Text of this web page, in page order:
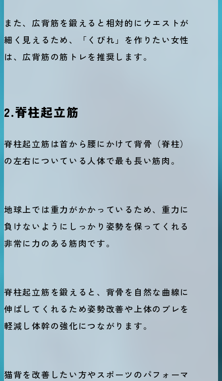
また、広背筋を鍛えると相対的にウエストが
細く見えるため、「くびれ」を作りたい女性
は、広背筋の筋トレを推奨します。
2.脊柱起立筋
脊柱起立筋は首から腰にかけて背骨（脊柱）
の左右についている人体で最も長い筋肉。
地球上では重力がかかっているため、重力に
負けないようにしっかり姿勢を保ってくれる
非常に力のある筋肉です。
脊柱起立筋を鍛えると、背骨を自然な曲線に
伸ばしてくれるため姿勢改善や上体のブレを
軽減し体幹の強化につながります。
猫背を改善したい方やスポーツのパフォーマ